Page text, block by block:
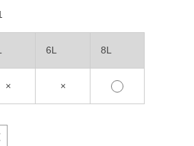
6L 8L
× ×